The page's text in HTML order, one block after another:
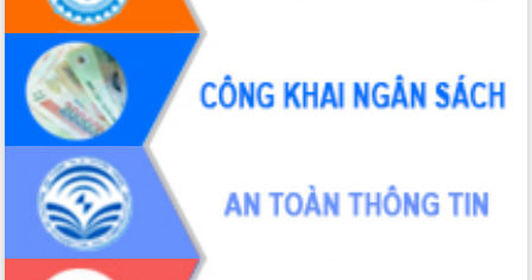
UBND tỉnh Đắk Lắk tổng kết công tác
quốc phòng, quân sự địa phương năm
2025
Tập trung triển khai quyết liệt, đồng bộ
các giải pháp nhằm thực hiện hiệu quả
các nhiệm vụ đề ra năm 2025
Phát huy vai trò của người có uy tín
trong phòng chống tảo hôn và hôn
nhân cận huyết thống
Nông sản Tây Nguyên thu hút doanh
nghiệp nước ngoài